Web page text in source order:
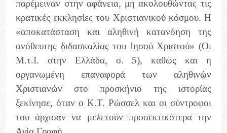
παρέμειναν στην αφάνεια, μη ακολουθώντας τις
κρατικές εκκλησίες του Χριστιανικού κόσμου. Η
«αποκατάσταση και αληθινή κατανόηση της
ανόθευτης διδασκαλίας του Ιησού Χριστού» (Οι
Μ.τ.Ι. στην Ελλάδα, σ. 5), καθώς και η
οργανωμένη επαναφορά των αληθινών
Χριστιανών στο προσκήνιο της ιστορίας
ξεκίνησε, όταν ο Κ.Τ. Ρώσσελ και οι σύντροφοι
του άρχισαν να μελετούν προσεκτικότερα την